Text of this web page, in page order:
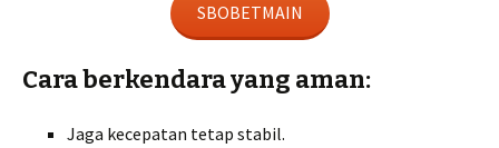
SBOBETMAIN
Cara berkendara yang aman:
Jaga kecepatan tetap stabil.